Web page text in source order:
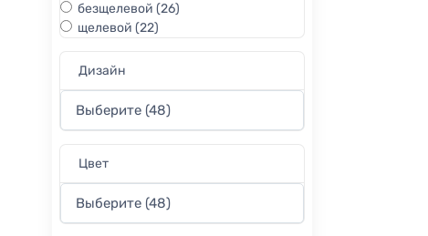
безщелевой (26)
щелевой (22)
Дизайн
Цвет